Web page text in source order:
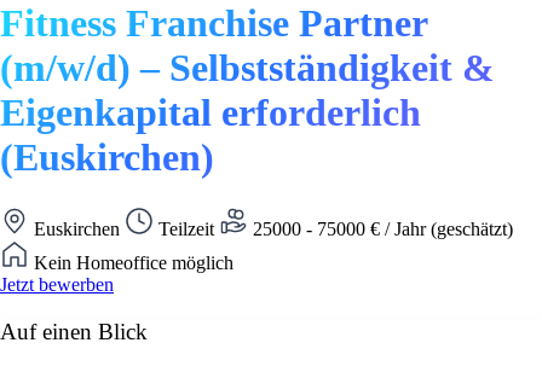
Fitness Franchise Partner
(m/w/d) – Selbstständigkeit &
Eigenkapital erforderlich
(Euskirchen)
Euskirchen Teilzeit
25000 - 75000 € / Jahr (geschätzt)
Kein Homeoffice möglich
Jetzt bewerben
Auf einen Blick